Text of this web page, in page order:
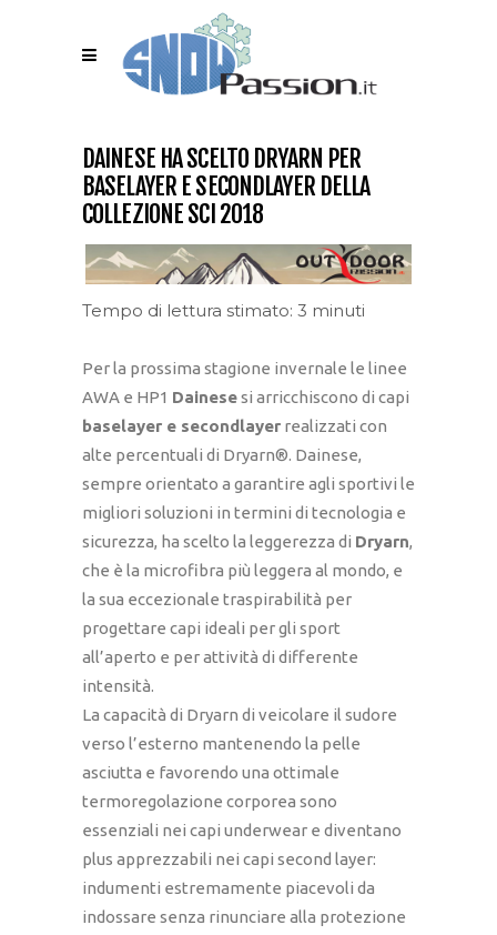
DAINESE HA SCELTO DRYARN PER
BASELAYER E SECONDLAYER DELLA
COLLEZIONE SCI 2018
Tempo di lettura stimato: 3 minuti
Per la prossima stagione invernale le linee
AWA e HP1 Dainesesi arricchiscono di capi
baselayer e secondlayer realizzati con
alte percentuali di Dryarn®. Dainese,
sempre orientato a garantire agli sportivi le
migliori soluzioni in termini di tecnologia e
sicurezza, ha scelto la leggerezza di Dryarn,
che è la microfibra più leggera al mondo, e
la sua eccezionale traspirabilità per
progettare capi ideali per gli sport
all’aperto e per attività di differente
intensità.
La capacità di Dryarn di veicolare il sudore
verso l’esterno mantenendo la pelle
asciutta e favorendo una ottimale
termoregolazione corporea sono
essenziali nei capi underwear e diventano
plus apprezzabili nei capi second layer:
indumenti estremamente piacevoli da
indossare senza rinunciare alla protezione